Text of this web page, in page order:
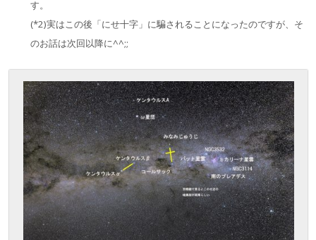
す。
(*2)実はこの後「にせ十字」に騙されることになったのですが、そ
のお話は次回以降に^^;;